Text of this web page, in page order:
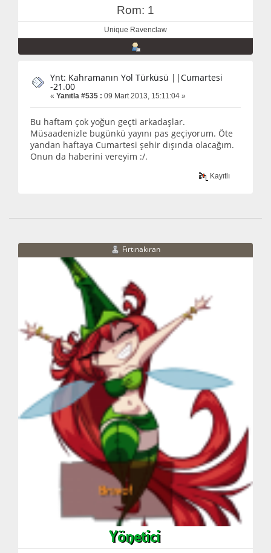
Rom: 1
Unique Ravenclaw
Ynt: Kahramanın Yol Türküsü ||Cumartesi
-21.00
« Yanıtla #535 : 09 Mart 2013, 15:11:04 »
Bu haftam çok yoğun geçti arkadaşlar.
Müsaadenizle bugünkü yayını pas geçiyorum. Öte
yandan haftaya Cumartesi şehir dışında olacağım.
Onun da haberini vereyim :/.
Kayıtlı
Fırtınakıran